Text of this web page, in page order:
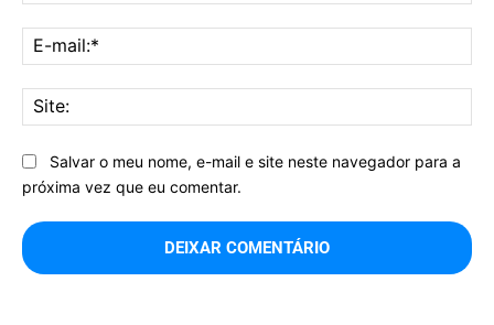
Salvar o meu nome, e-mail e site neste navegador para a
próxima vez que eu comentar.